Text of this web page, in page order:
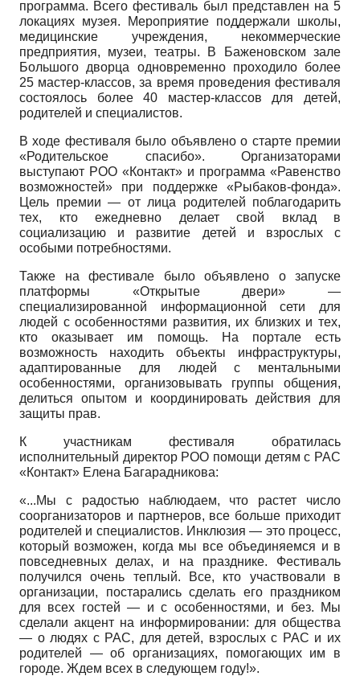
программа. Всего фестиваль был представлен на 5
локациях музея. Мероприятие поддержали школы,
медицинские учреждения, некоммерческие
предприятия, музеи, театры. В Баже­новском зале
Большого дворца одновременно проходило более
25 мастер-классов, за время проведения фестиваля
состоялось более 40 мастер-классов для детей,
родителей и специалистов.
В ходе фестиваля было объявлено о старте премии
«Родительское спасибо». Организаторами
выступают РОО «Контакт» и программа «Равенство
возможностей» при поддержке «Рыбаков-фонда».
Цель премии — от лица родителей поблагодарить
тех, кто ежедневно делает свой вклад в
социализацию и развитие детей и взрослых с
особыми потребностями.
Также на фестивале было объявлено о запуске
платформы «Открытые двери» —
специализированной информационной сети для
людей с особенностями развития, их близких и тех,
кто оказывает им помощь. На портале есть
возможность находить объекты инфраструктуры,
адаптированные для людей с ментальными
особенностями, организовывать группы общения,
делиться опытом и координировать действия для
защиты прав.
К участникам фестиваля обратилась
исполнительный директор РОО помощи детям с РАС
«Контакт» Елена Багарадникова:
«...Мы с радостью наблюдаем, что растет число
соорганизаторов и партнеров, все больше приходит
родителей и специалистов. Инклюзия — это процесс,
который возможен, когда мы все объединяемся и в
повседневных делах, и на празднике. Фестиваль
получился очень теплый. Все, кто участвовали в
организации, постарались сделать его праздником
для всех гостей — и с особенностями, и без. Мы
сделали акцент на информировании: для общества
— о людях с РАС, для детей, взрослых с РАС и их
родителей — об организациях, помогающих им в
городе. Ждем всех в следующем году!».